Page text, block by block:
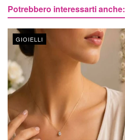
Potrebbero interessarti anche:
GIOIELLI